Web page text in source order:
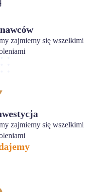
zajmiemy się wszelkimi
zajmiemy się wszelkimi